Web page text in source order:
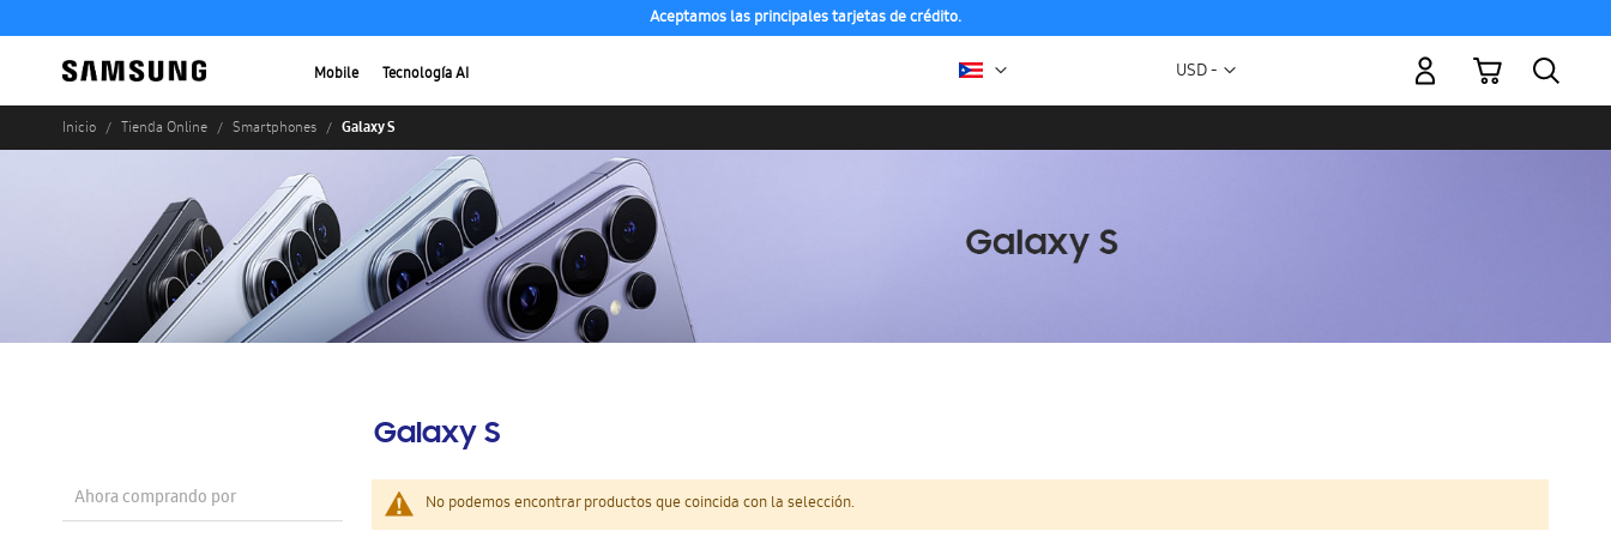
Aceptamos las principales tarjetas de crédito.
Mobile Tecnología AI Moneda
USD -
Mi carrito
Inicio Tienda Online Smartphones Galaxy S
Galaxy S
No podemos encontrar productos que coincida con la selección.
Ahora comprando por